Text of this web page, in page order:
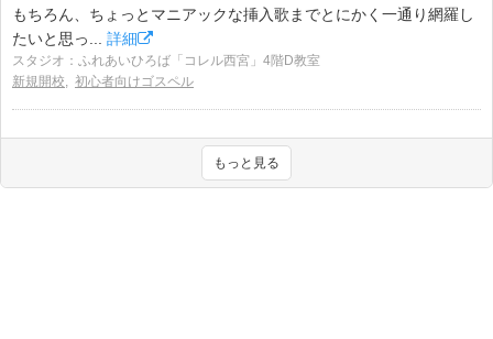
もちろん、ちょっとマニアックな挿入歌までとにかく一通り網羅し
たいと思っ... 詳細
スタジオ：ふれあいひろば「コレル西宮」4階D教室
新規開校, 初心者向けゴスペル
もっと見る